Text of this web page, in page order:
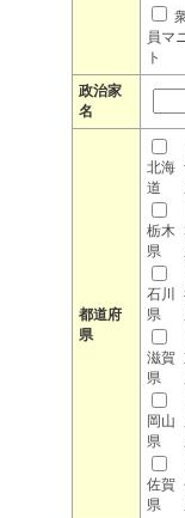
員マ
ト
政治家
名
都道府
県
北海
道
栃木
県
石川
県
滋賀
県
岡山
県
佐賀
県